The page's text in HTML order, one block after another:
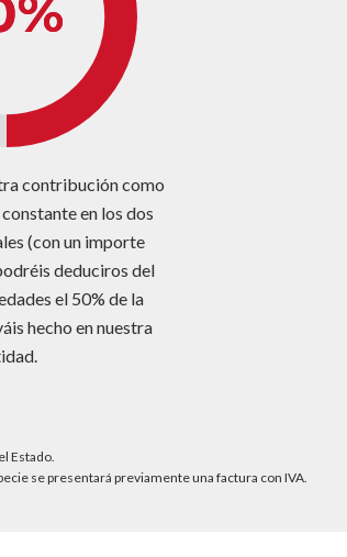
contribución como
en los dos
(con un importe
deduciros del
el 50% de la
hecho en nuestra
Estado.
se presentará previamente una factura con IVA.